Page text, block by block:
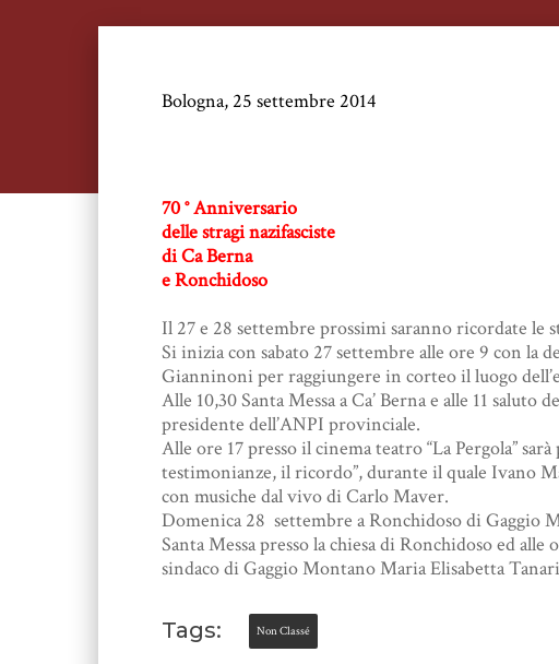
Bologna, 25 settembre 2014
70 ° Anniversario
delle stragi nazifasciste
di Ca Berna
e Ronchidoso
Il 27 e 28 settembre prossimi saranno ricordate le
Si inizia con sabato 27 settembre alle ore 9 con
Gianninoni per raggiungere in corteo il luogo
Alle 10,30 Santa Messa a Ca’ Berna e alle 11
presidente dell’ANPI provinciale.
Alle ore 17 presso il cinema teatro “La Pergola”
testimonianze, il ricordo”, durante il quale Ivano
con musiche dal vivo di Carlo Maver.
Domenica 28 settembre a Ronchidoso di Gaggio
Santa Messa presso la chiesa di Ronchidoso ed
sindaco di Gaggio Montano Maria Elisabetta
Tags: Non Classé